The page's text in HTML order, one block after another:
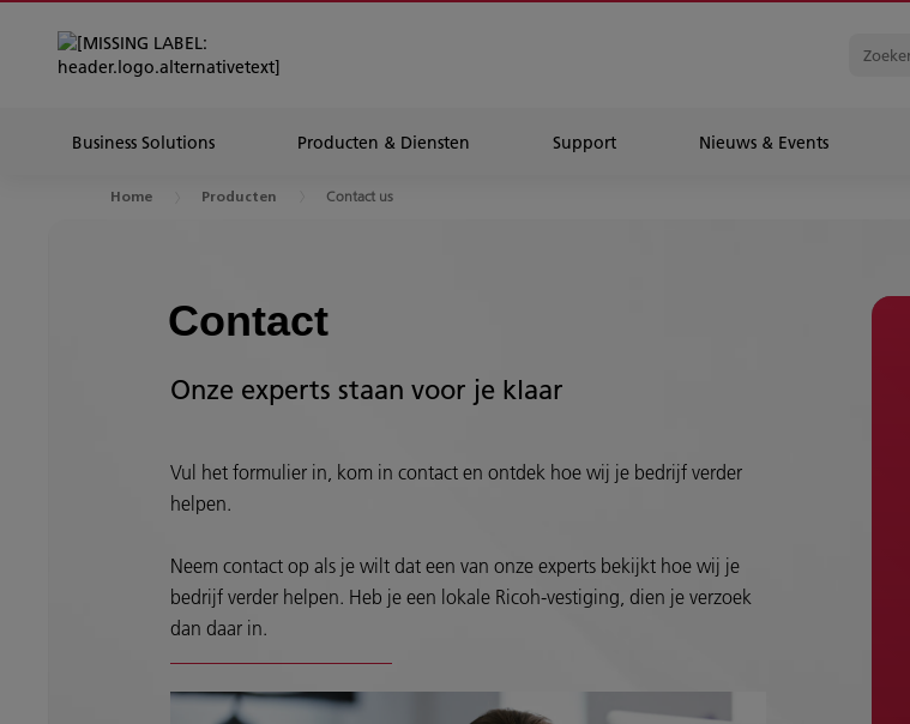
Business Solutions Producten & Diensten Support Nieuws & Events
Home Producten Contact us
Contact
Onze experts staan voor je klaar
Vul het formulier in, kom in contact en ontdek hoe wij je bedrijf verder
helpen.
Neem contact op als je wilt dat een van onze experts bekijkt hoe wij je
bedrijf verder helpen. Heb je een lokale Ricoh-vestiging, dien je verzoek
dan daar in.